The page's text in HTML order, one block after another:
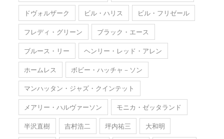
ドヴォルザーク
ビル・ハリス
ビル・フリゼール
フレディ・グリーン
ブラック・エース
ブルース・リー
ヘンリー・レッド・アレン
ホームレス
ボビー・ハッチャ－ソン
マンハッタン・ジャズ・クインテット
メアリー・ハルヴァーソン
モニカ・ゼッタランド
半沢直樹
吉村浩二 坪内祐三
大和明